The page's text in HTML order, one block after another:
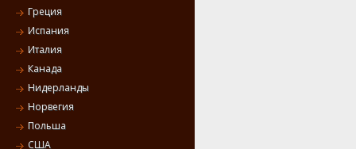
Греция
Испания
Италия
Канада
Нидерланды
Норвегия
Польша
США